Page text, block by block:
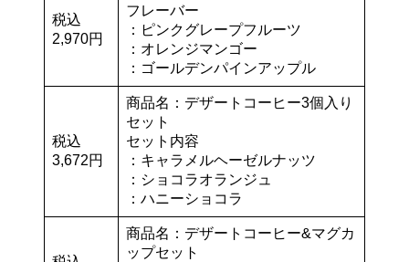
税込
2,970円
フレーバー
：ピンクグレープフルーツ
：オレンジマンゴー
：ゴールデンパインアップル
税込
3,672円
商品名：デザートコーヒー3個入り
セット
セット内容
：キャラメルヘーゼルナッツ
：ショコラオランジュ
：ハニーショコラ
商品名：デザートコーヒー&マグカ
ップセット